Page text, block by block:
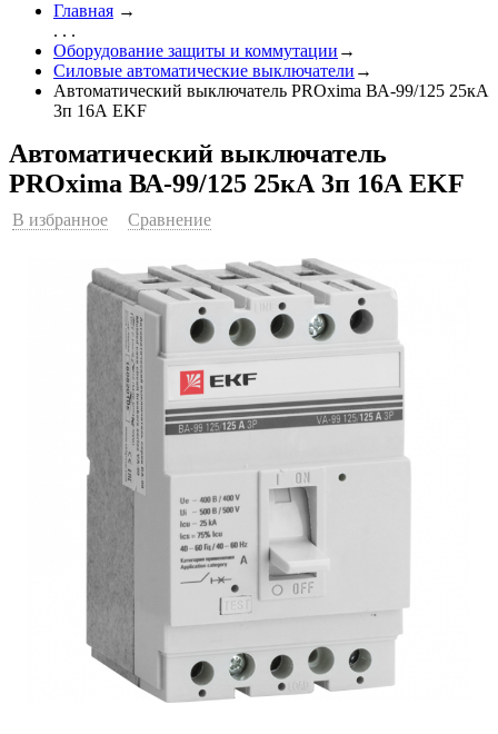
Главная →
. . .
Оборудование защиты и коммутации →
Силовые автоматические выключатели →
Автоматический выключатель PROxima ВА-99/125 25кА
3п 16А EKF
Автоматический выключатель
PROxima ВА-99/125 25кА 3п 16А EKF
В избранное Сравнение